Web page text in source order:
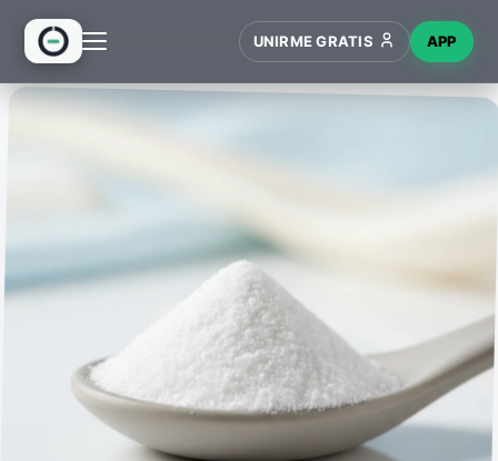
HUB
WIKI
UNIRME GRATIS APP